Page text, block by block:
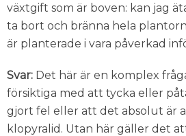
växtgift som är boven: kan jag
ta bort och bränna hela
är planterade i vara påverkad
Svar: Det här är en komplex
försiktiga med att tycka eller
gjort fel eller att det absolut är
klopyralid. Utan här gäller det